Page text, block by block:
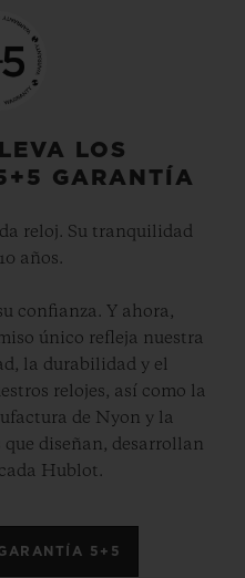
LOS
GARANTÍA
reloj. Su tranquilidad
años.
confianza. Y ahora,
único refleja nuestra
la durabilidad y el
relojes, así como la
de Nyon y la
que diseñan, desarrollan
Hublot.
5+5